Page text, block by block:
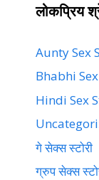
लोकप्रिय
Aunty Sex
Bhabhi Sex
Hindi Sex
गे सेक्स स्टोरी
ग्रुप सेक्स